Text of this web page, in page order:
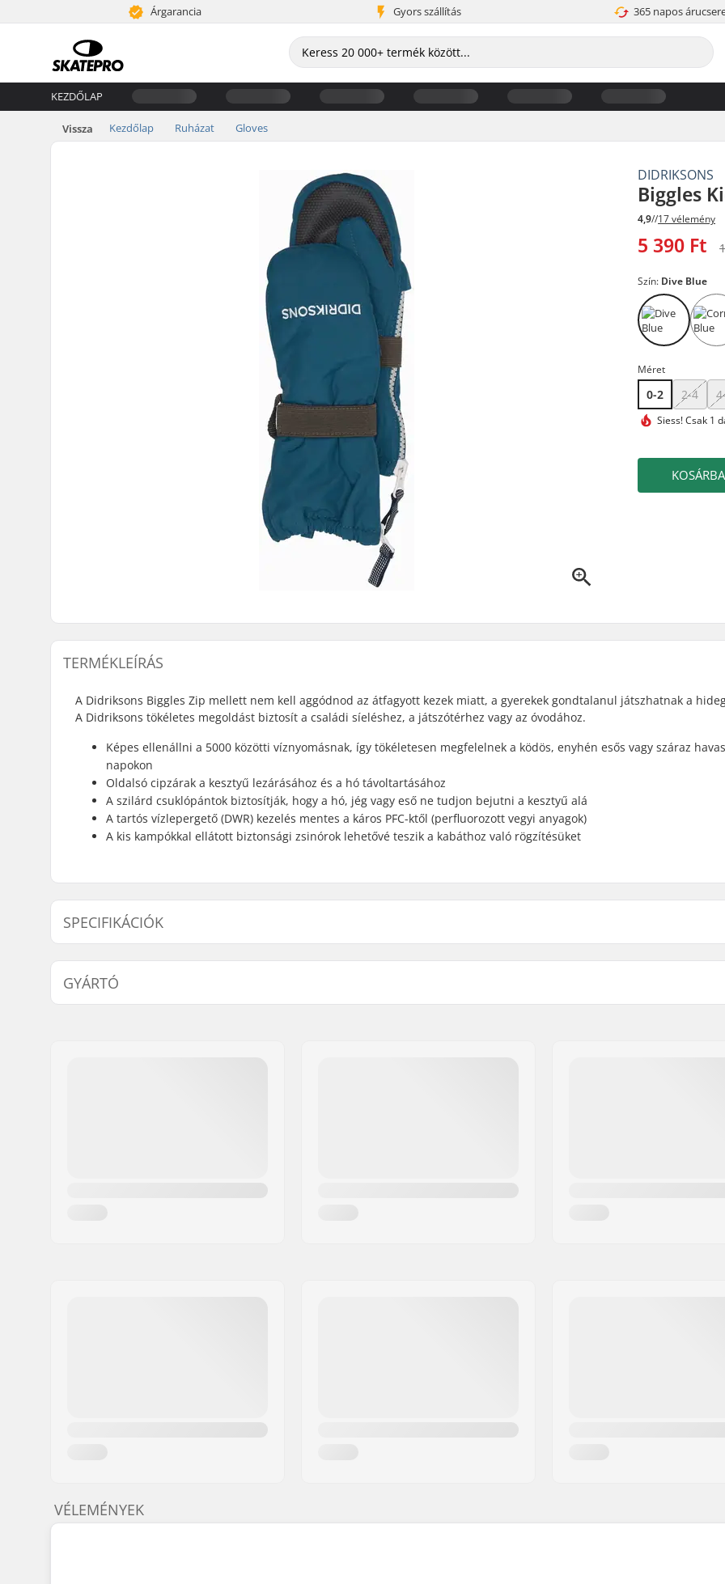
Árgarancia Gyors szállítás 365 napos
KEZDŐLAP
Vissza Kezdőlap Ruházat Gloves
DIDRIKSONS
Biggles
4,9//17 vélemény
5 390 Ft
Szín: Dive Blue
Méret
0-2 2-4
Siess!Csak 1
KOSÁRBA
TERMÉKLEÍRÁS
A Didriksons Biggles Zip mellett nem kell aggódnod az átfagyott kezek miatt, a gyerekek gondtalanul játszhatnak a
A Didriksons tökéletes megoldást biztosít a családi síeléshez, a játszótérhez vagy az óvodához.
Képes ellenállni a 5000 közötti víznyomásnak, így tökéletesen megfelelnek a ködös, enyhén esős vagy száraz havas
napokon
Oldalsó cipzárak a kesztyű lezárásához és a hó távoltartásához
A szilárd csuklópántok biztosítják, hogy a hó, jég vagy eső ne tudjon bejutni a kesztyű alá
A tartós vízlepergető (DWR) kezelés mentes a káros PFC-ktől (perfluorozott vegyi anyagok)
A kis kampókkal ellátott biztonsági zsinórok lehetővé teszik a kabáthoz való rögzítésüket
SPECIFIKÁCIÓK
Alak:
Egyujjas
Extra Funkciók:
Zárás/Mandzsetta:
Oldalsó cipzár, Csuklópánt
Vízállóság:
Nem:
GYÁRTÓ
VÉLEMÉNYEK